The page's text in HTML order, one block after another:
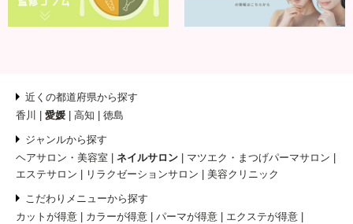
近くの都道府県から探す
香川
愛媛 高知 徳島
ジャンルから探す
ヘアサロン・美容室
ネイルサロン
マツエク・まつげパーマサロン
エステサロン
リラクゼーションサロン 美容クリニック
こだわりメニューから探す
カットが得意
カラーが得意 パーマが得意
エクステが得意